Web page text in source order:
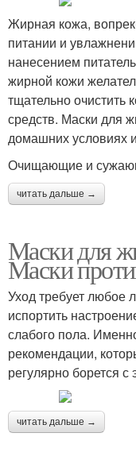
Жирная кожа,
питании и
нанесением
жирной кожи
тщательно очистить
средств. Маски для
домашних условиях
Очищающие и
читать дальше →
Маски для
Маски
Уход требует любое
испортить
слабого пола.
рекомендации,
регулярно борется
читать дальше →